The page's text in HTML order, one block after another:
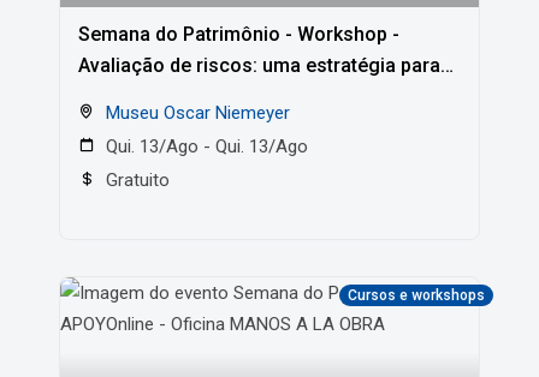
Semana do Patrimônio - Workshop -
Avaliação de riscos: uma estratégia para
Museu Oscar Niemeyer
Qui. 13/Ago - Qui. 13/Ago
Gratuito
Cursos e workshops